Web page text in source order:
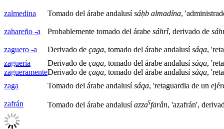
zalmedina Tomado del árabe andalusísáḥb almadína,
zahareño -a Probablemente tomado del árabe sáhrî, derivado de
zaguero -a Derivado de çaga, tomado del árabe andalusísáqa,
zaguería
Derivado de çaga, tomado del árabe andalusísáqa,
zagueramenteDerivado de çaga, tomado del árabe andalusísáqa,
zaga
Tomado del árabe andalusísáqa, 'retaguardia de un
zafrán Tomado del árabe andalusíazzaʕfarân, 'azafrán',